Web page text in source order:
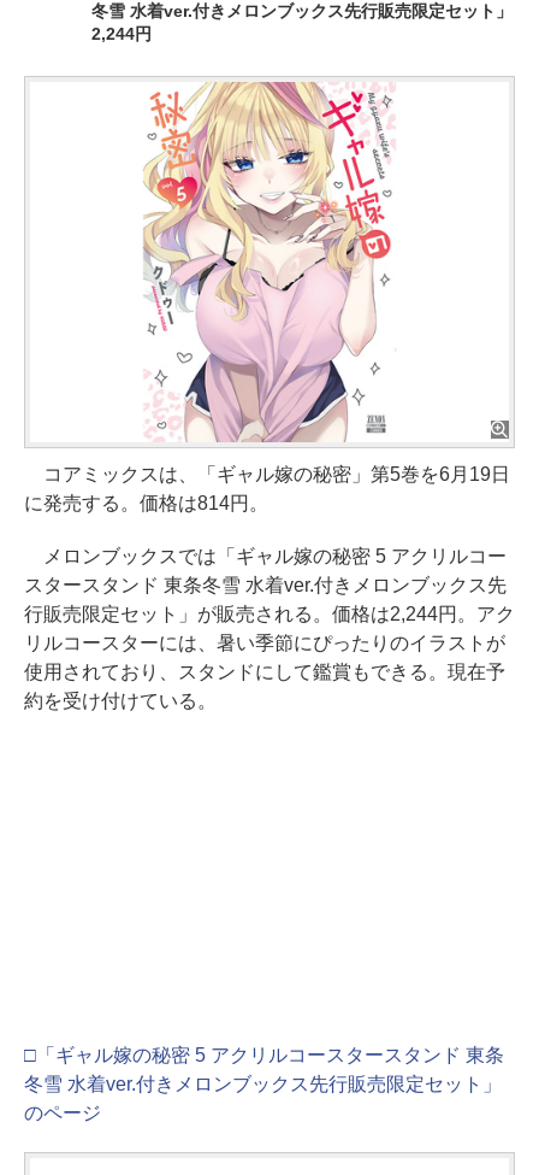
冬雪 水着ver.付きメロンブックス先行販売限定セット」
2,244円
コアミックスは、「ギャル嫁の秘密」第5巻を6月19日
に発売する。価格は814円。
メロンブックスでは「ギャル嫁の秘密 5 アクリルコー
スタースタンド 東条冬雪 水着ver.付きメロンブックス先
行販売限定セット」が販売される。価格は2,244円。アク
リルコースターには、暑い季節にぴったりのイラストが
使用されており、スタンドにして鑑賞もできる。現在予
約を受け付けている。
□「ギャル嫁の秘密 5 アクリルコースタースタンド 東条
冬雪 水着ver.付きメロンブックス先行販売限定セット」
のページ